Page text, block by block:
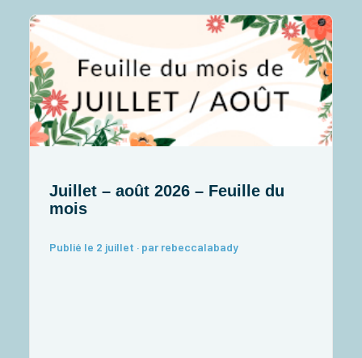
Juillet – août 2026 – Feuille du
mois
Publié le 2 juillet · par rebeccalabady